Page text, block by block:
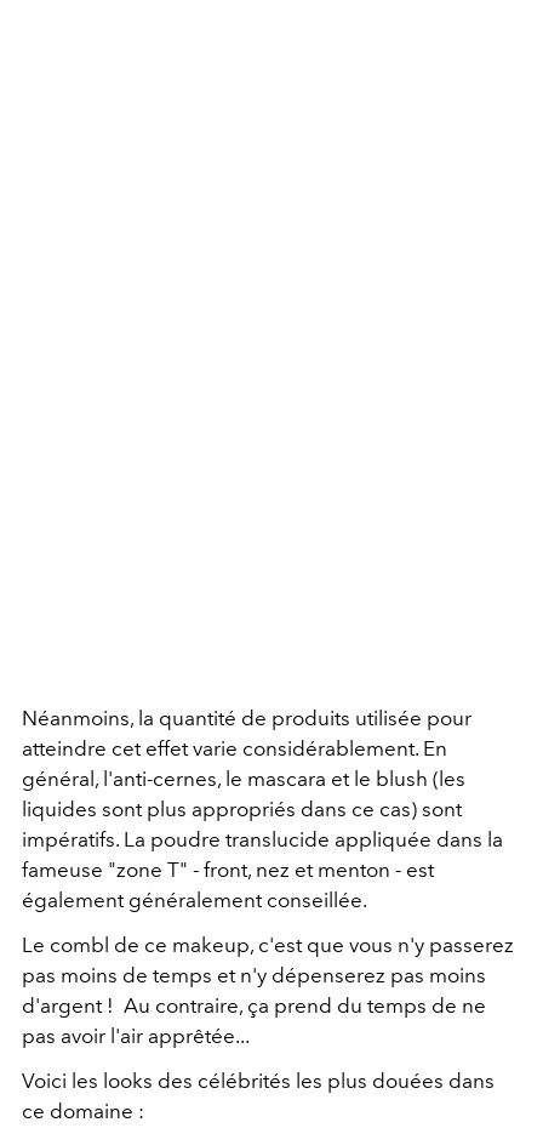
Néanmoins, la quantité de produits utilisée pour
atteindre cet effet varie considérablement. En
général, l'anti-cernes, le mascara et le blush (les
liquides sont plus appropriés dans ce cas) sont
impératifs. La poudre translucide appliquée dans la
fameuse "zone T" - front, nez et menton - est
également généralement conseillée.
Le combl de ce makeup, c'est que vous n'y passerez
pas moins de temps et n'y dépenserez pas moins
d'argent ! Au contraire, ça prend du temps de ne
pas avoir l'air apprêtée...
Voici les looks des célébrités les plus douées dans
ce domaine :